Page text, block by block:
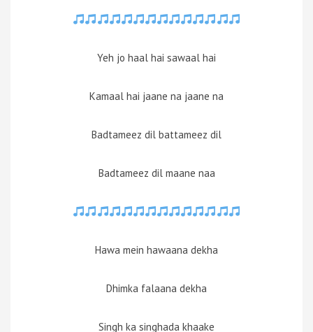
Yeh jo haal hai sawaal hai
Kamaal hai jaane na jaane na
Badtameez dil battameez dil
Badtameez dil maane naa
Hawa mein hawaana dekha
Dhimka falaana dekha
Singh ka singhada khaake